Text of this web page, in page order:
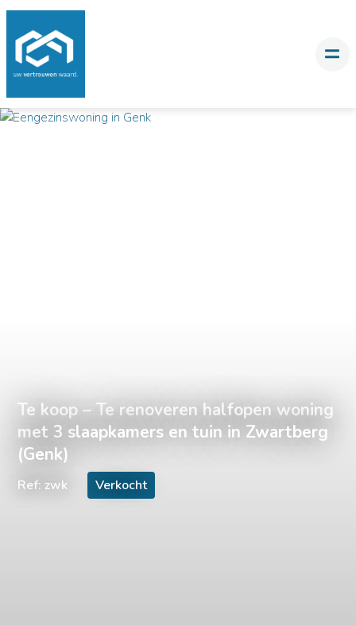
Te koop – Te renoveren halfopen woning
met 3 slaapkamers en tuin in Zwartberg
(Genk)
Ref: zwk Verkocht